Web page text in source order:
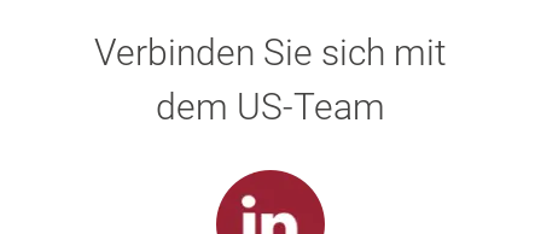
Verbinden Sie sich mit
dem US-Team